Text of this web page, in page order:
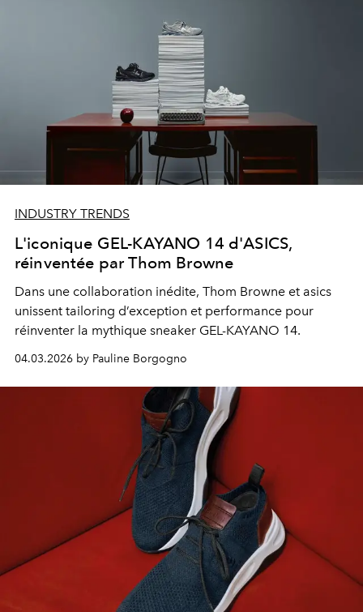
INDUSTRY TRENDS
L'iconique GEL-KAYANO 14 d'ASICS,
réinventée par Thom Browne
Dans une collaboration inédite, Thom Browne et asics
unissent tailoring d’exception et performance pour
réinventer la mythique sneaker GEL-KAYANO 14.
04.03.2026 by Pauline Borgogno